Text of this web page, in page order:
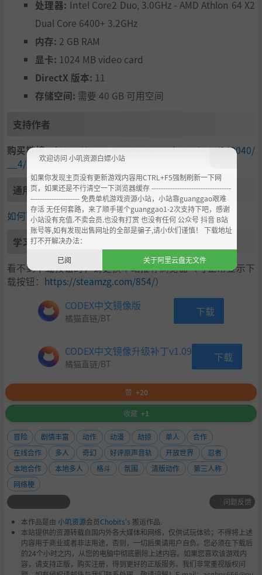
处理器: Intel Core2 Duo, 3.0GHz - AMD Athlon 64 X2
Dual Core 6400+ 3.2GHz
内存: 2 GB RAM
显卡: 1024 MB video card
DirectX 版本: 11
存储空间: 需要 40 GB 可用空间
支持作者
购买链接：https://store.steampowered.com/app/349040/
__4/
通用教程
如何下载 如何安装 修改语言 破解组
学习版下载
看不到下载按钮的，请更换本站推荐浏览器（可正常显示下
载按钮： https://steamzg.com/854/）
CODEX中文镜像版
橘猫直链/BT 下载
CODEX中文镜像升级补丁v1.09
橘猫直链/BT 下载
赞 +20
收藏 +1
冒险 剧情丰富 动作 动漫 劫掠 单人
合作
在线合作
多人 奇幻 好评原声音轨 开放世界
忍者
本地合作
本地多人 格斗 氛围 清版动作
第三人称
网络梗
问题反馈
本作品是由 小叽资源会员Chobits's 搬运作品.
本站提供的资源转载自国内外各大媒体和网络，仅供试玩体验；不得将上述
内容用于商业或者非法用途，否则，一切后果请用户自负。您必须在下载后
的24个小时之内，从您的电脑中彻底删除上述内容。如果您喜欢该游戏内
容，请支持正版，购买注册，得到更好的正版服务。我们非常重视版权问
欢迎访问 小叽资源白嫖小站
如果你发现主页没有更新游戏内容用CTRL+F5强制刷新一下网
页，如果还是不行清空一下浏览器缓存 ----------------------------------
--------------------- 免费单机游戏资源小站，小站靠guanggao艰难
存活 无任何套路，来了顺手搓个guanggao1-2次支持下吧，感谢
小站没有充值.不卖会员.也没有打赏 也没有任何 公众号 抖音 B站
账号等,如有发现出售网址的全部是骗子,请小伙们谨慎！ 下载地址
打不开解决办法：
已阅
关于阿里云盘无文件